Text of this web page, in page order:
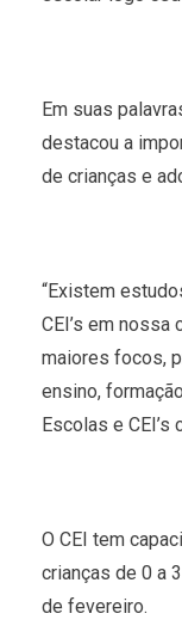
Em suas
destacou a
de crianças e
“Existem
CEI’s em nossa
maiores focos,
ensino,
Escolas e
O CEI tem
crianças de 0 a
de fevereiro.